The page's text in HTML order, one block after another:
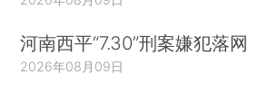
河南西平“7.30”刑案嫌犯落网
2026年08月09日